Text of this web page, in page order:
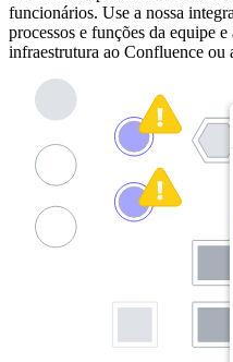
funcionários. Use a nossa
processos e funções da equipe
infraestrutura ao Confluence ou